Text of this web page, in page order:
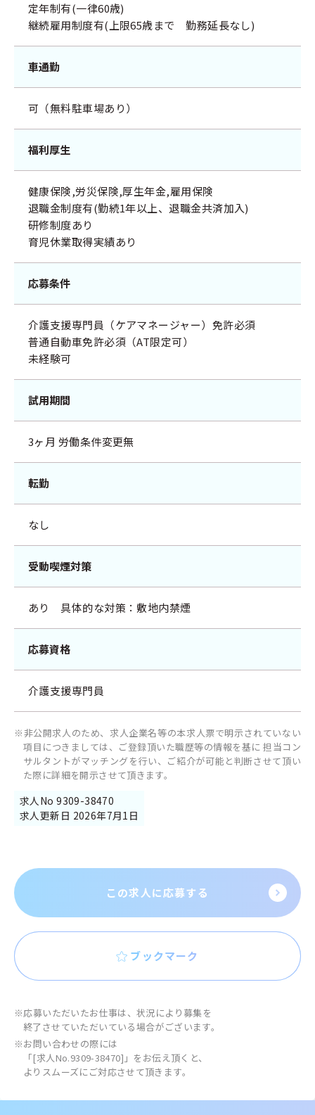
定年制有(一律60歳)
継続雇用制度有(上限65歳まで 勤務延長なし)
車通勤
可（無料駐車場あり）
福利厚生
健康保険,労災保険,厚生年金,雇用保険
退職金制度有(勤続1年以上、退職金共済加入)
研修制度あり
育児休業取得実績あり
応募条件
介護支援専門員（ケアマネージャー）免許必須
普通自動車免許必須（AT限定可）
未経験可
試用期間
3ヶ月 労働条件変更無
転勤
なし
受動喫煙対策
あり 具体的な対策：敷地内禁煙
応募資格
介護支援専門員
※非公開求人のため、求人企業名等の本求人票で明示されていない
項目につきましては、ご登録頂いた職歴等の情報を基に 担当コン
サルタントがマッチングを行い、ご紹介が可能と判断させて頂い
た際に詳細を開示させて頂きます。
求人No 9309-38470
求人更新日 2026年7月1日
この求人に応募する
ブックマーク
※応募いただいたお仕事は、状況により募集を
終了させていただいている場合がございます。
※お問い合わせの際には
「[求人No.9309-38470]」をお伝え頂くと、
よりスムーズにご対応させて頂きます。